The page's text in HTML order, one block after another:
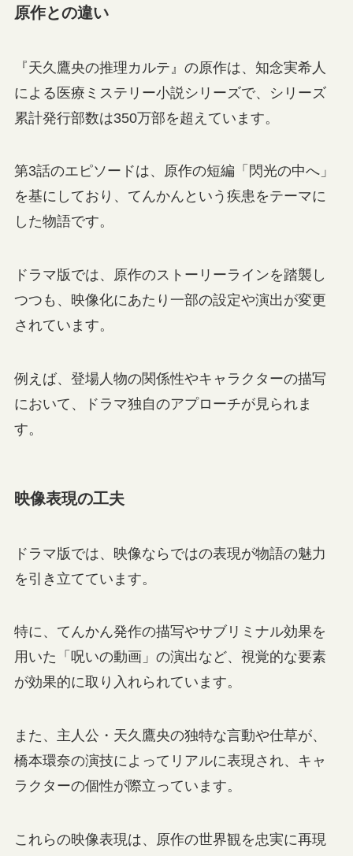
原作との違い
『天久鷹央の推理カルテ』の原作は、知念実希人
による医療ミステリー小説シリーズで、シリーズ
累計発行部数は350万部を超えています。
第3話のエピソードは、原作の短編「閃光の中へ」
を基にしており、てんかんという疾患をテーマに
した物語です。
ドラマ版では、原作のストーリーラインを踏襲し
つつも、映像化にあたり一部の設定や演出が変更
されています。
例えば、登場人物の関係性やキャラクターの描写
において、ドラマ独自のアプローチが見られま
す。
映像表現の工夫
ドラマ版では、映像ならではの表現が物語の魅力
を引き立てています。
特に、てんかん発作の描写やサブリミナル効果を
用いた「呪いの動画」の演出など、視覚的な要素
が効果的に取り入れられています。
また、主人公・天久鷹央の独特な言動や仕草が、
橋本環奈の演技によってリアルに表現され、キャ
ラクターの個性が際立っています。
これらの映像表現は、原作の世界観を忠実に再現